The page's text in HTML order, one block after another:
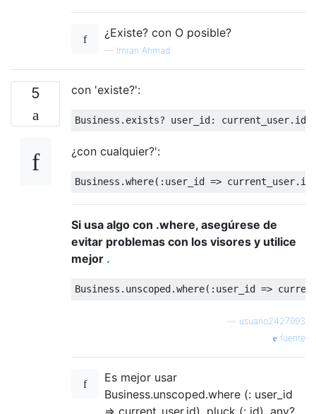
¿Existe? con O posible?
— Imran Ahmad
5 con 'existe?':
Business.exists? user_id: current_user.id
¿con cualquier?':
Business.where( :user_id =>
Si usa algo con .where, asegúrese de
evitar problemas con los visores y utilice
mejor .
Business.unscoped.where( :user_id
usuario2427993
fuente
Es mejor usar
Business.unscoped.where (: user_id
=> current_user.id) .pluck (: id) .any?